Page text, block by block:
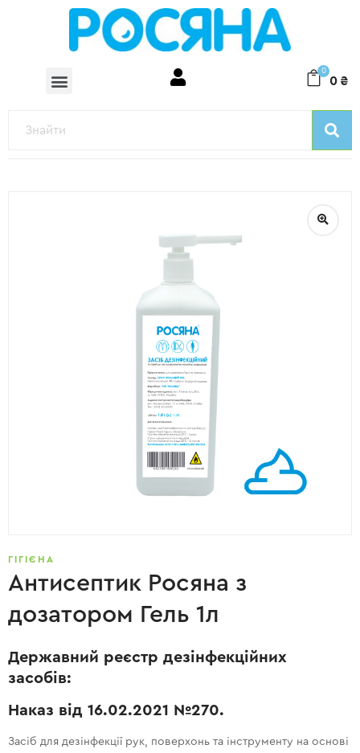
0
0 ₴
ГІГІЄНА
Антисептик Росяна з
дозатором Гель 1л
Державний реєстр дезінфекційних
засобів:
Наказ від 16.02.2021 №270.
Засіб для дезінфекції рук, поверхонь та інструменту на основі